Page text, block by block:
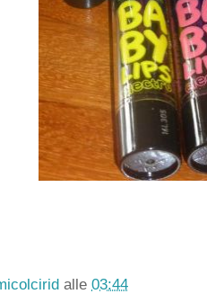
alle 03:44